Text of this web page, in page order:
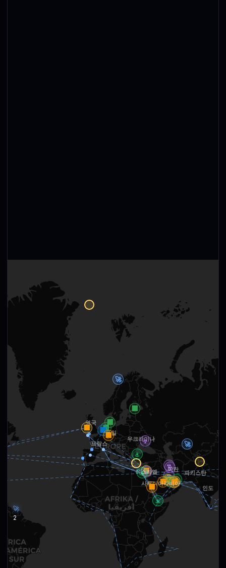
⚓
⚓
⚓
🏢
🏢
🏢
🏢
☢
☢
☢
☢
☢
⚓
🏢
🏢
🏢
🏢
🏢
🏢
🏢
🏢
🏢
🏢
🏢
🏢
🏢
🏢
🏢🏢
🚀
🚀
🚀
2
인도
파키스탄
영국
프랑스
독일
우크라이나
사우디아라비아
이란
이스라엘